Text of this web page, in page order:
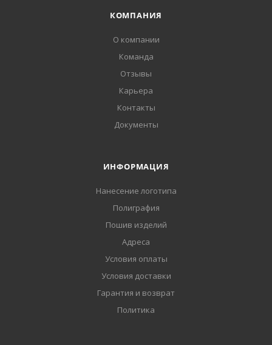
КОМПАНИЯ
О компании
Команда
Отзывы
Карьера
Контакты
Документы
ИНФОРМАЦИЯ
Нанесение логотипа
Полиграфия
Пошив изделий
Адреса
Условия оплаты
Условия доставки
Гарантия и возврат
Политика